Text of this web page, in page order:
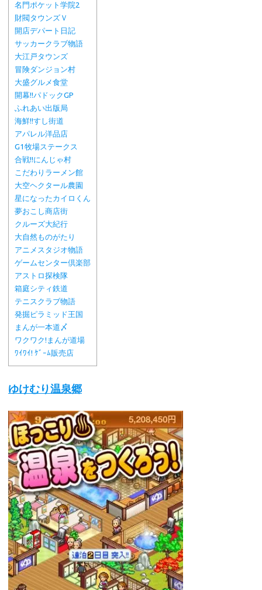
名門ポケット学院2
財閥タウンズＶ
開店デパート日記
サッカークラブ物語
大江戸タウンズ
冒険ダンジョン村
大盛グルメ食堂
開幕!!パドックGP
ふれあい出版局
海鮮!!すし街道
アパレル洋品店
G1牧場ステークス
合戦!!にんじゃ村
こだわりラーメン館
大空ヘクタール農園
星になったカイロくん
夢おこし商店街
クルーズ大紀行
大自然ものがたり
アニメスタジオ物語
ゲームセンター倶楽部
アストロ探検隊
箱庭シティ鉄道
テニスクラブ物語
発掘ピラミッド王国
まんが一本道〆
ワクワク!まんが道場
ﾜｲﾜｲ! ｹﾞｰﾑ販売店
ゆけむり温泉郷